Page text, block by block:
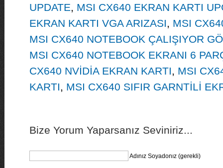
UPDATE, MSI CX640 EKRAN KARTI
EKRAN KARTI VGA ARIZASI, MSI
MSI CX640 NOTEBOOK ÇALIŞIYOR
MSI CX640 NOTEBOOK EKRANI 6
CX640 NVİDİA EKRAN KARTI, MSI
KARTI, MSI CX640 SIFIR GARNTİLİ
Bize Yorum Yaparsanız Seviniriz...
Adınız Soyadonız (gerekli)